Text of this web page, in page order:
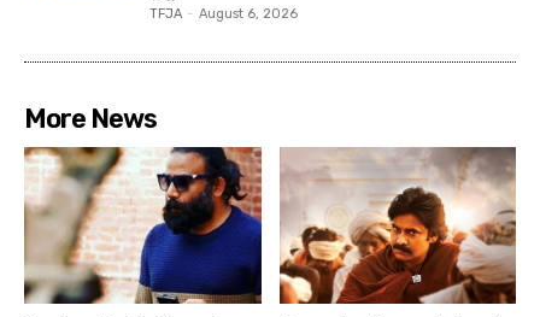
TFJA - August 6, 2026
More News